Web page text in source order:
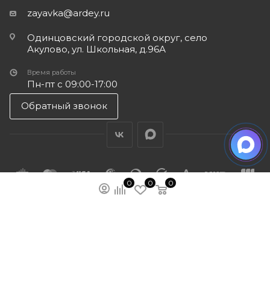
0 0 0
zayavka@ardey.ru
Одинцовский городской округ, село
Акулово, ул. Школьная, д.96А
Время работы
Пн-пт с 09:00-17:00
Обратный звонок